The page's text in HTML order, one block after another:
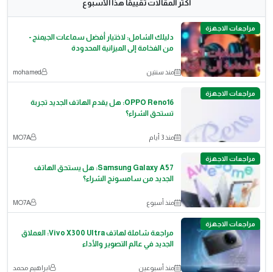
أكثر المقالات تقييمًا هذا الأسبوع
مراجعات الاجهزة
دليلك الشامل: لاختيار أفضل سماعات الجيمنج -
من الفخامة إلى الميزانية المحدودة
منذ سنتين mohamed
مراجعات الاجهزة
OPPO Reno16: هل يقدم الهاتف الجديد تجربة
تستحق الشراء؟
منذ 3 أيام MO7A
مراجعات الاجهزة
Samsung Galaxy A57: هل يستحق الهاتف
الجديد من سامسونج الشراء؟
منذ أسبوع MO7A
مراجعات الاجهزة
مراجعة شاملة لهاتف Vivo X300 Ultra: العملاق
الجديد في عالم التصوير والأداء
منذ أسبوعين ابراهيم محمد